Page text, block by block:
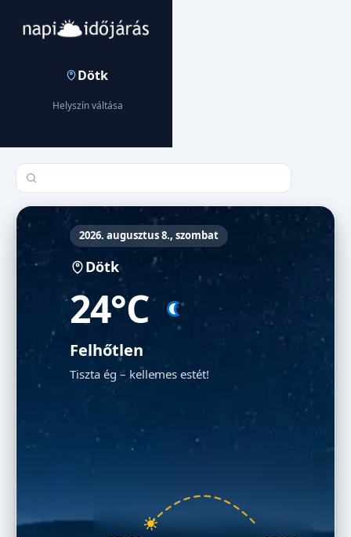
Dötk
Helyszín váltása
Település keresése
2026. augusztus 8., szombat
Dötk
24°C
Felhőtlen
Tiszta ég – kellemes estét!